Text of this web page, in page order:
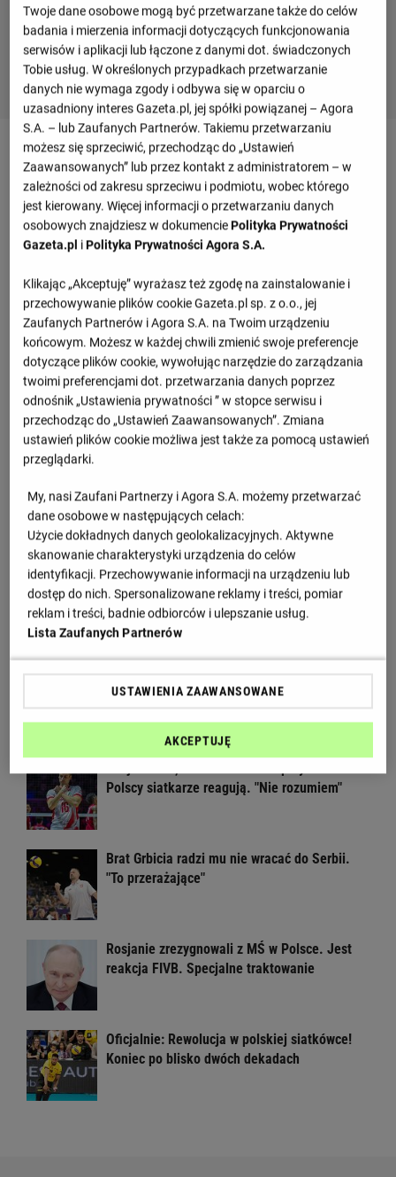
Szczegóły meczu Bułgaria - Szwecja
Przegląd
1.set -25 : 12
3.set -22 : 25
4.set -25 : 14
5.set -17 : 19
Informacje o meczu
ME 2021 kobiet, faza finałowa
Sobota 28.08.2021, godzina 17:30
Wiadomości
Wielka impreza siatkarska wraca do Polski!
Czekaliśmy na to osiem lat
Głośny apel Fornala do ministerstwa.
Błyskawiczna reakcja
Polscy siatkarze reagują. "Nie rozumiem"
Brat Grbicia radzi mu nie wracać do Serbii.
"To przerażające"
Rosjanie zrezygnowali z MŚ w Polsce. Jest
reakcja FIVB. Specjalne traktowanie
Oficjalnie: Rewolucja w polskiej siatkówce!
Koniec po blisko dwóch dekadach
Twoje dane osobowe mogą być przetwarzane także do celów
badania i mierzenia informacji dotyczących funkcjonowania
serwisów i aplikacji lub łączone z danymi dot. świadczonych
Tobie usług. W określonych przypadkach przetwarzanie
danych nie wymaga zgody i odbywa się w oparciu o
uzasadniony interes Gazeta.pl, jej spółki powiązanej – Agora
S.A. – lub Zaufanych Partnerów. Takiemu przetwarzaniu
możesz się sprzeciwić, przechodząc do „Ustawień
Zaawansowanych” lub przez kontakt z administratorem – w
zależności od zakresu sprzeciwu i podmiotu, wobec którego
jest kierowany. Więcej informacji o przetwarzaniu danych
osobowych znajdziesz w dokumenciePolityka Prywatności
Gazeta.pl iPolityka Prywatności Agora S.A.
Klikając „Akceptuję” wyrażasz też zgodę na zainstalowanie i
przechowywanie plików cookie Gazeta.pl sp. z o.o., jej
Zaufanych Partnerów i Agora S.A. na Twoim urządzeniu
końcowym. Możesz w każdej chwili zmienić swoje preferencje
dotyczące plików cookie, wywołując narzędzie do zarządzania
twoimi preferencjami dot. przetwarzania danych poprzez
odnośnik „Ustawienia prywatności ” w stopce serwisu i
przechodząc do „Ustawień Zaawansowanych”. Zmiana
ustawień plików cookie możliwa jest także za pomocą ustawień
przeglądarki.
My, nasi Zaufani Partnerzy i Agora S.A. możemy przetwarzać
dane osobowe w następujących celach:
Użycie dokładnych danych geolokalizacyjnych. Aktywne
skanowanie charakterystyki urządzenia do celów
identyfikacji. Przechowywanie informacji na urządzeniu lub
dostęp do nich. Spersonalizowane reklamy i treści, pomiar
reklam i treści, badnie odbiorców i ulepszanie usług.
Lista Zaufanych Partnerów
USTAWIENIA ZAAWANSOWANE
AKCEPTUJĘ